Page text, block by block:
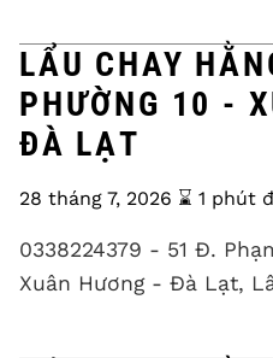
LẨU CHAY
PHƯỜNG 10 -
ĐÀ LẠT
28 tháng 7, 2026 ⌛️ 1 phút
0338224379 - 51 Đ.
Xuân Hương - Đà Lạt,